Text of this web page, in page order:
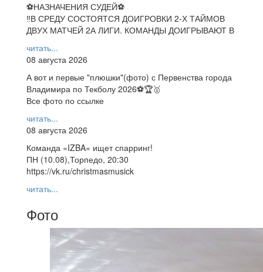
⚽НАЗНАЧЕНИЯ СУДЕЙ⚽
‼В СРЕДУ СОСТОЯТСЯ ДОИГРОВКИ 2-Х ТАЙМОВ
ДВУХ МАТЧЕЙ 2А ЛИГИ. КОМАНДЫ ДОИГРЫВАЮТ В
читать...
08 августа 2026
А вот и первые "плюшки"(фото) с Первенства города
Владимира по Текболу 2026⚽🏆🥇
Все фото по ссылке
читать...
08 августа 2026
Команда «IZBA» ищет спарринг!
ПН (10.08),Торпедо, 20:30
https://vk.ru/christmasmusick
читать...
Фото